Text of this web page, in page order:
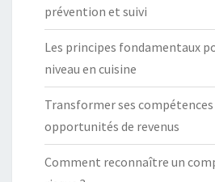
prévention et suivi
Les principes fondamentaux
niveau en cuisine
Transformer ses
opportunités de revenus
Comment reconnaître un